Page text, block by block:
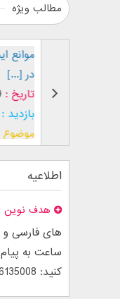
مطالب ویژه
جذب عشق
اطلاعیه
هدف
ساعت به
کنید: 09306135008